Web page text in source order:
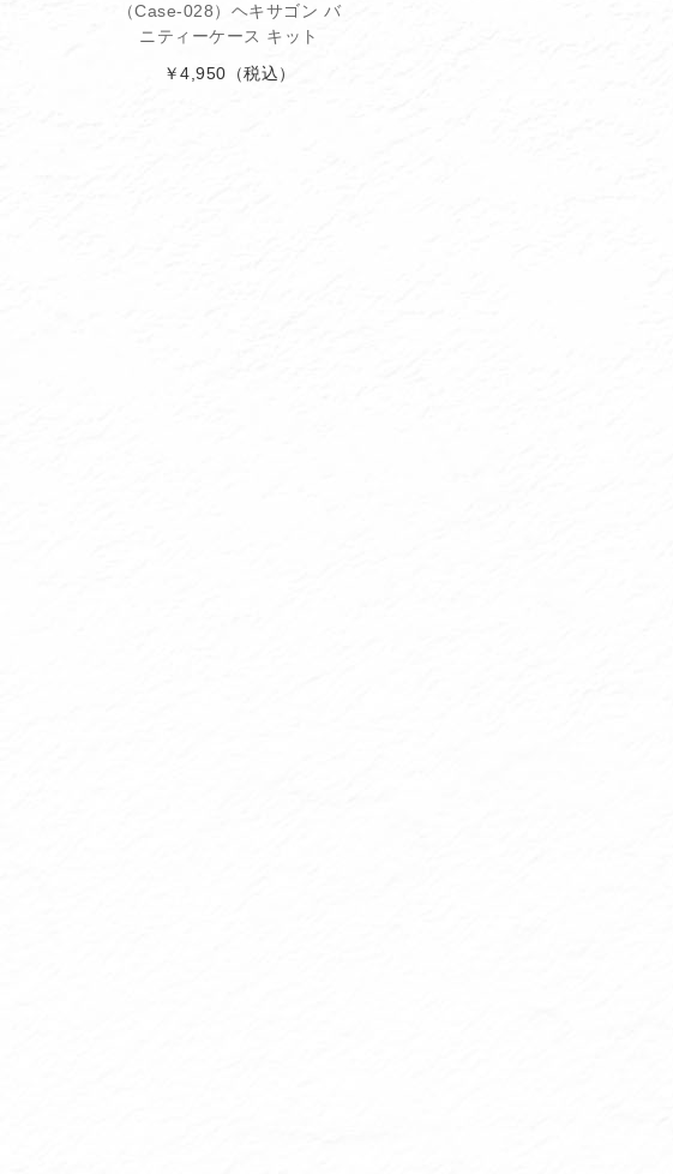
（Case-028）ヘキサゴン バ
ニティーケース キット
￥4,950 （税込）